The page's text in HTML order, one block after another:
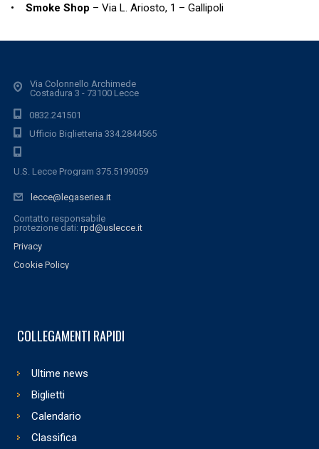
• Smoke Shop – Via L. Ariosto, 1 – Gallipoli
Via Colonnello Archimede
Costadura 3 - 73100 Lecce
0832.241501
Ufficio Biglietteria 334.2844565
U.S. Lecce Program 375.5199059
lecce@legaseriea.it
Contatto responsabile
protezione dati: rpd@uslecce.it
Privacy
Cookie Policy
COLLEGAMENTI RAPIDI
Ultime news
Biglietti
Calendario
Classifica